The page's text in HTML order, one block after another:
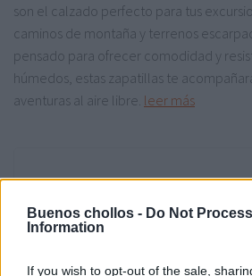
Buenos chollos - Do Not
Information
If you wish to opt-out of the sale,
son el calzado perfecto para tus
caminos de montaña y terrenos
pensado para ofrecer comodidad y
húmedos, estas zapatillas te
aventuras al aire libre. leer más